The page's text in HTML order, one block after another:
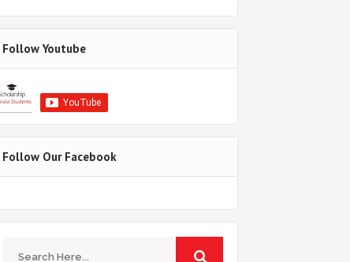
Follow Youtube
Follow Our Facebook